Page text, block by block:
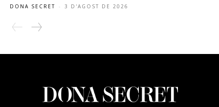
DONA SECRET - 3 D'AGOST DE 2026